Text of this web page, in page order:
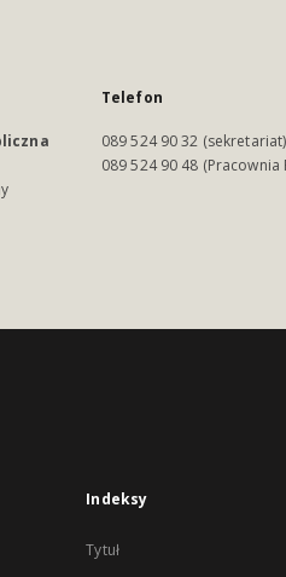
Telefon
089 524 90 32 (sekretariat)
089 524 90 48 (Pracownia
Indeksy
Tytuł